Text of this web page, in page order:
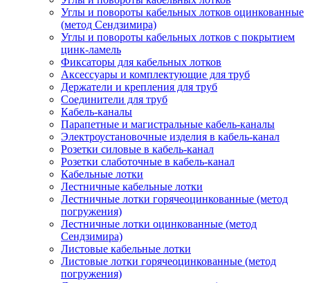
Углы и повороты кабельных лотков оцинкованные
(метод Сендзимира)
Углы и повороты кабельных лотков с покрытием
цинк-ламель
Фиксаторы для кабельных лотков
Аксессуары и комплектующие для труб
Держатели и крепления для труб
Соединители для труб
Кабель-каналы
Парапетные и магистральные кабель-каналы
Электроустановочные изделия в кабель-канал
Розетки силовые в кабель-канал
Розетки слаботочные в кабель-канал
Кабельные лотки
Лестничные кабельные лотки
Лестничные лотки горячеоцинкованные (метод
погружения)
Лестничные лотки оцинкованные (метод
Сендзимира)
Листовые кабельные лотки
Листовые лотки горячеоцинкованные (метод
погружения)